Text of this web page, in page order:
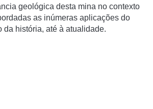
geológica desta mina no contexto
as inúmeras aplicações do
da história, até à atualidade.